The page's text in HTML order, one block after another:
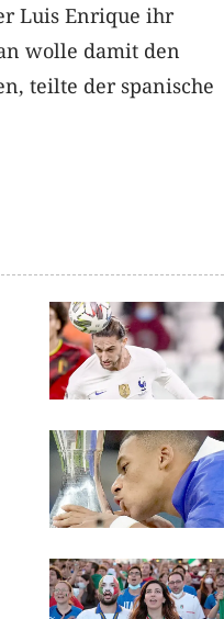
Luis Enrique ihr
wolle damit den
teilte der spanische